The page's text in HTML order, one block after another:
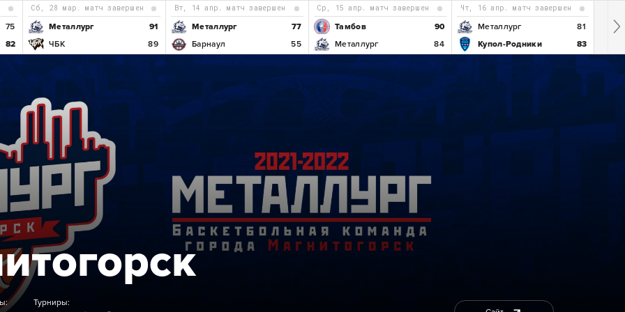
75
82
сб, 28 мар. матч завершен
Металлург
91
ЧБК
89
вт, 14 апр. матч завершен
Металлург
77
Барнаул
55
ср, 15 апр. матч завершен
Тамбов
90
Металлург
84
чт, 16 апр. матч завершен
Металлург
81
Купол-Родники
83
Турниры: